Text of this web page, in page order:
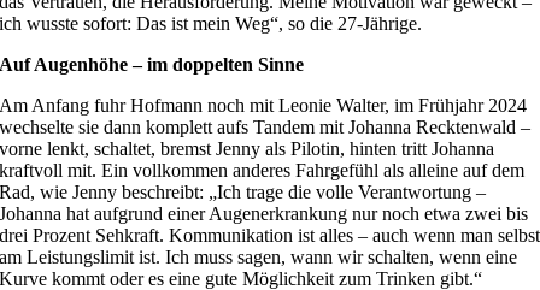
ich wusste sofort: Das ist mein Weg“, so die 27-Jährige.
Auf Augenhöhe – im doppelten Sinne
Am Anfang fuhr Hofmann noch mit Leonie Walter, im Frühjahr 2024
wechselte sie dann komplett aufs Tandem mit Johanna Recktenwald –
vorne lenkt, schaltet, bremst Jenny als Pilotin, hinten tritt Johanna
kraftvoll mit. Ein vollkommen anderes Fahrgefühl als alleine auf dem
Rad, wie Jenny beschreibt: „Ich trage die volle Verantwortung –
Johanna hat aufgrund einer Augenerkrankung nur noch etwa zwei bis
drei Prozent Sehkraft. Kommunikation ist alles – auch wenn man selbst
am Leistungslimit ist. Ich muss sagen, wann wir schalten, wenn eine
Kurve kommt oder es eine gute Möglichkeit zum Trinken gibt.“